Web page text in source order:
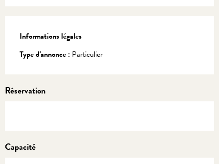
Informations légales
Informations légales
Type d'annonce : Particulier
Réservation
Capacité